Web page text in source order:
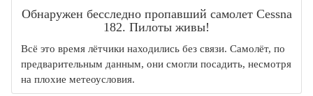
Обнаружен бесследно пропавший самолет Cessna
182. Пилоты живы!
Всё это время лётчики находились без связи. Самолёт, по
предварительным данным, они смогли посадить, несмотря
на плохие метеоусловия.